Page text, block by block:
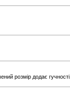
розмір додає гучності.